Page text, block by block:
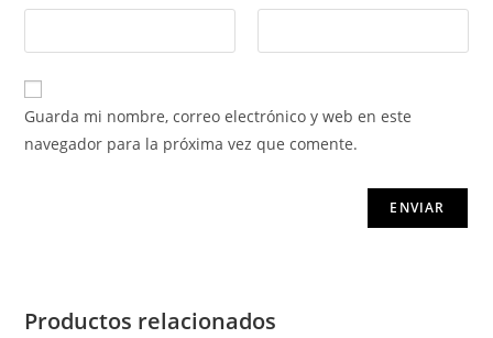
Guarda mi nombre, correo electrónico y web en este
navegador para la próxima vez que comente.
Productos relacionados